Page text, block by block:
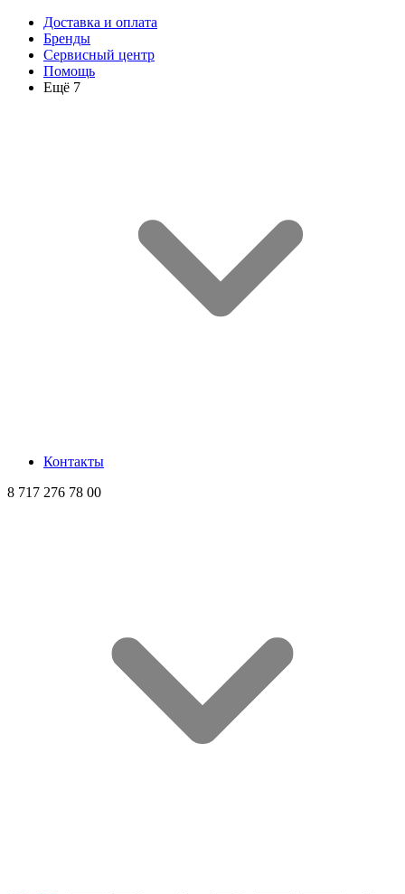
Доставка и оплата
Бренды
Сервисный центр
Помощь
Ещё 7
Контакты
8 717 276 78 00